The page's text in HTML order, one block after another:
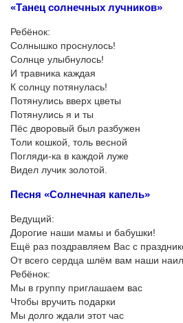
«Танец солнечных лучников»
Ребёнок:
Солнышко проснулось!
Солнце улыбнулось!
И травника каждая
К солнцу потянулась!
Потянулись вверх цветы
Потянулись я и ты
Пёс дворовый был разбужен
Толи кошкой, толь весной
Погляди-ка в каждой луже
Видел лучик золотой.
Песня «Солнечная капель»
Ведущий:
Дорогие наши мамы и бабушки!
Ещё раз поздравляем Вас с
От всего сердца шлём вам наши
Ребёнок:
Мы в группу приглашаем вас
Чтобы вручить подарки
Мы долго ждали этот час